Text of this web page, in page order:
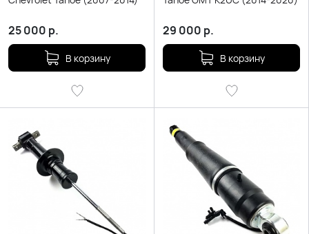
25 000 р.
В корзину
29 000 р.
В корзину